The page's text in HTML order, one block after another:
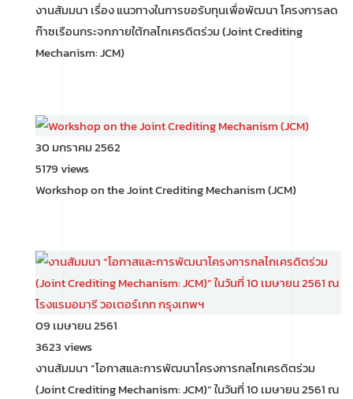
งานสัมมนา เรื่อง แนวทางในการขอรับทุนเพื่อพัฒนา โครงการลด
ก๊าซเรือนกระจกภายใต้กลไกเครดิตร่วม (Joint Crediting
Mechanism: JCM)
30 มกราคม 2562
5179 views
Workshop on the Joint Crediting Mechanism (JCM)
09 เมษายน 2561
3623 views
งานสัมมนา “โอกาสและการพัฒนาโครงการกลไกเครดิตร่วม
(Joint Crediting Mechanism: JCM)” ในวันที่ 10 เมษายน 2561 ณ